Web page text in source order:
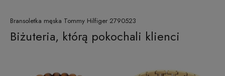
Bransoletka męska Tommy Hilfiger 2790523
Biżuteria, którą pokochali klienci